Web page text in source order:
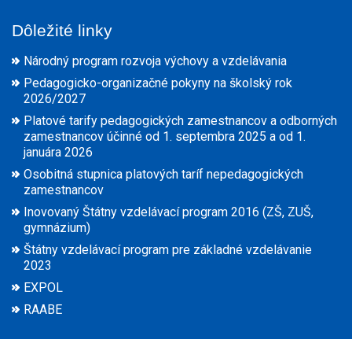
Dôležité linky
Národný program rozvoja výchovy a vzdelávania
Pedagogicko-organizačné pokyny na školský rok
2026/2027
Platové tarify pedagogických zamestnancov a odborných
zamestnancov účinné od 1. septembra 2025 a od 1.
januára 2026
Osobitná stupnica platových taríf nepedagogických
zamestnancov
Inovovaný Štátny vzdelávací program 2016 (ZŠ, ZUŠ,
gymnázium)
Štátny vzdelávací program pre základné vzdelávanie
2023
EXPOL
RAABE